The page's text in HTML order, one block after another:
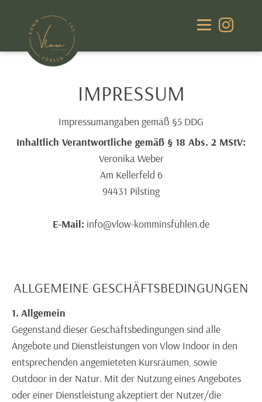
IMPRESSUM
Impressumangaben gemäß §5 DDG
Inhaltlich Verantwortliche gemäß § 18 Abs. 2 MStV:
Veronika Weber
Am Kellerfeld 6
94431 Pilsting
E-Mail: info@vlow-komminsfühlen.de
ALLGEMEINE GESCHÄFTSBEDINGUNGEN
1. Allgemein
Gegenstand dieser Geschäftsbedingungen sind alle
Angebote und Dienstleistungen von Vlow Indoor in den
entsprechenden angemieteten Kursräumen, sowie
Outdoor in der Natur. Mit der Nutzung eines Angebotes
oder einer Dienstleistung akzeptiert der Nutzer/die